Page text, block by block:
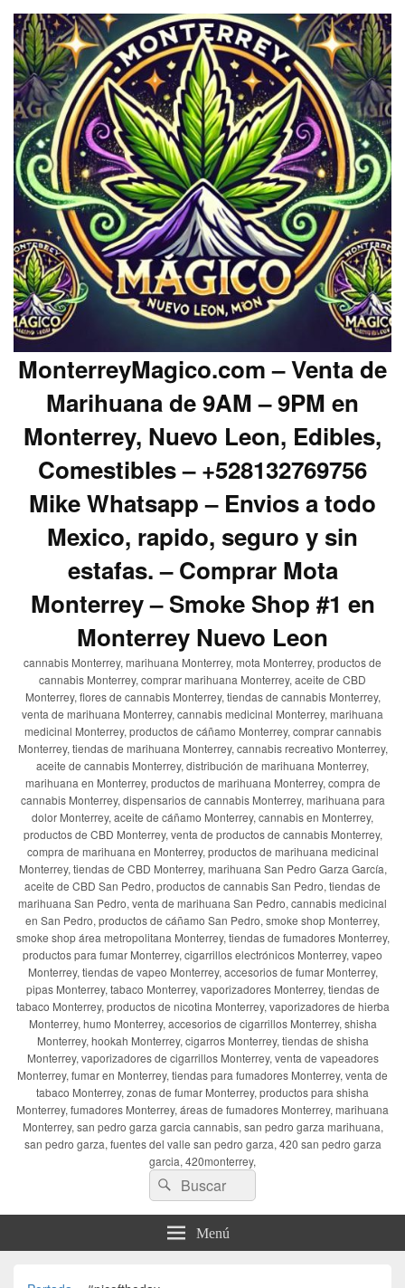
MonterreyMagico.com – Venta de
Marihuana de 9AM – 9PM en
Monterrey, Nuevo Leon, Edibles,
Comestibles – +528132769756
Mike Whatsapp – Envios a todo
Mexico, rapido, seguro y sin
estafas. – Comprar Mota
Monterrey – Smoke Shop #1 en
Monterrey Nuevo Leon
cannabis Monterrey, marihuana Monterrey, mota Monterrey, productos de
cannabis Monterrey, comprar marihuana Monterrey, aceite de CBD
Monterrey, flores de cannabis Monterrey, tiendas de cannabis Monterrey,
venta de marihuana Monterrey, cannabis medicinal Monterrey, marihuana
medicinal Monterrey, productos de cáñamo Monterrey, comprar cannabis
Monterrey, tiendas de marihuana Monterrey, cannabis recreativo Monterrey,
aceite de cannabis Monterrey, distribución de marihuana Monterrey,
marihuana en Monterrey, productos de marihuana Monterrey, compra de
cannabis Monterrey, dispensarios de cannabis Monterrey, marihuana para
dolor Monterrey, aceite de cáñamo Monterrey, cannabis en Monterrey,
productos de CBD Monterrey, venta de productos de cannabis Monterrey,
compra de marihuana en Monterrey, productos de marihuana medicinal
Monterrey, tiendas de CBD Monterrey, marihuana San Pedro Garza García,
aceite de CBD San Pedro, productos de cannabis San Pedro, tiendas de
marihuana San Pedro, venta de marihuana San Pedro, cannabis medicinal
en San Pedro, productos de cáñamo San Pedro, smoke shop Monterrey,
smoke shop área metropolitana Monterrey, tiendas de fumadores Monterrey,
productos para fumar Monterrey, cigarrillos electrónicos Monterrey, vapeo
Monterrey, tiendas de vapeo Monterrey, accesorios de fumar Monterrey,
pipas Monterrey, tabaco Monterrey, vaporizadores Monterrey, tiendas de
tabaco Monterrey, productos de nicotina Monterrey, vaporizadores de hierba
Monterrey, humo Monterrey, accesorios de cigarrillos Monterrey, shisha
Monterrey, hookah Monterrey, cigarros Monterrey, tiendas de shisha
Monterrey, vaporizadores de cigarrillos Monterrey, venta de vapeadores
Monterrey, fumar en Monterrey, tiendas para fumadores Monterrey, venta de
tabaco Monterrey, zonas de fumar Monterrey, productos para shisha
Monterrey, fumadores Monterrey, áreas de fumadores Monterrey, marihuana
Monterrey, san pedro garza garcia cannabis, san pedro garza marihuana,
san pedro garza, fuentes del valle san pedro garza, 420 san pedro garza
garcia, 420monterrey,
Buscar
por:
Buscar
Menú